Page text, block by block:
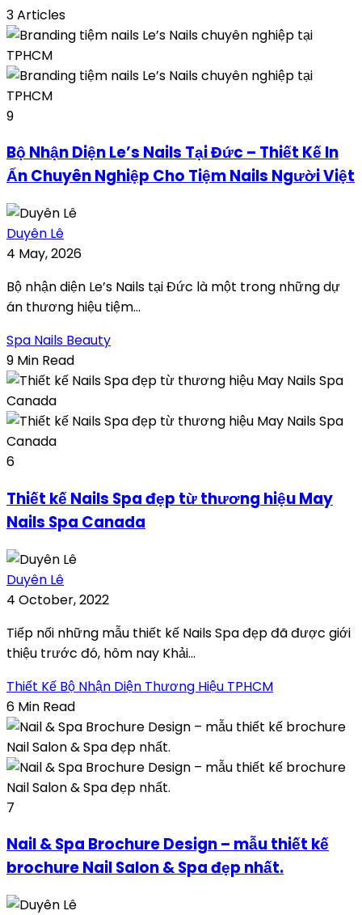
3 Articles
9
Bộ Nhận Diện Le’s Nails Tại Đức – Thiết Kế In
Ấn Chuyên Nghiệp Cho Tiệm Nails Người Việt
Duyên Lê
4 May, 2026
Bộ nhận diện Le’s Nails tại Đức là một trong những dự
án thương hiệu tiệm...
Spa Nails Beauty
9 Min Read
6
Thiết kế Nails Spa đẹp từ thương hiệu May
Nails Spa Canada
Duyên Lê
4 October, 2022
Tiếp nối những mẫu thiết kế Nails Spa đẹp đã được giới
thiệu trước đó, hôm nay Khải...
Thiết Kế Bộ Nhận Diện Thương Hiệu TPHCM
6 Min Read
7
Nail & Spa Brochure Design – mẫu thiết kế
brochure Nail Salon & Spa đẹp nhất.